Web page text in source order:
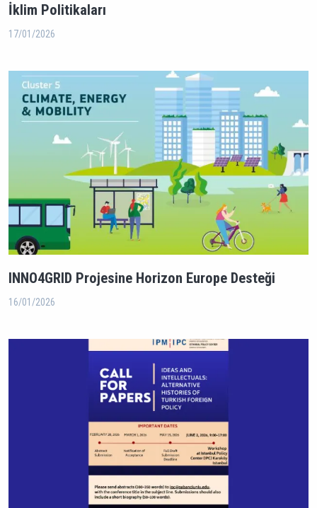
İklim Politikaları
17/01/2026
INNO4GRID Projesine Horizon Europe Desteği
16/01/2026